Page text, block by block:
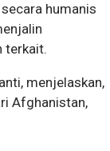
humanis
terkait.
menjelaskan,
Afghanistan,